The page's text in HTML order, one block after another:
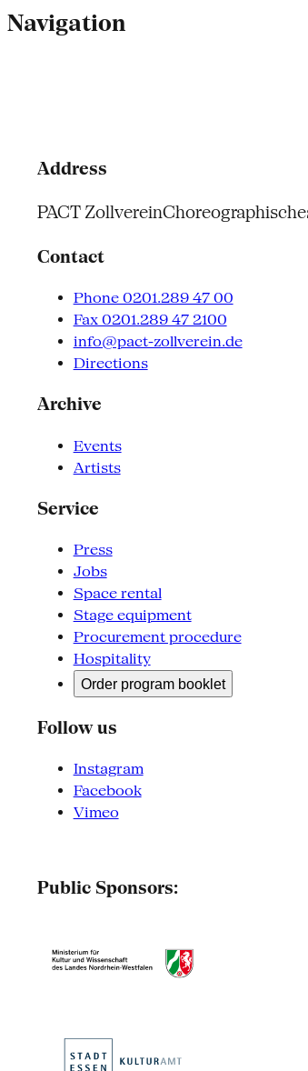
Navigation
Address
PACT Zollverein
Contact
Phone 0201.289 47 00
Fax 0201.289 47 2100
info@pact-zollverein.de
Directions
Archive
Events
Artists
Service
Press
Jobs
Space rental
Stage equipment
Procurement procedure
Hospitality
Order program booklet
Follow us
Instagram
Facebook
Vimeo
Public Sponsors: